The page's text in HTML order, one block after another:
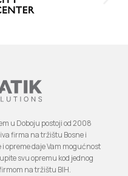
u Doboju postoji od 2008
firma na tržištu Bosne i
opreme daje Vam mogućnost
svu opremu kod jednog
na tržištu BIH.